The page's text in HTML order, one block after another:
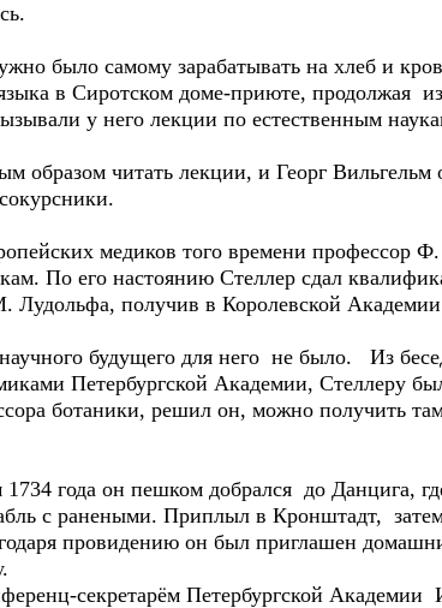
было самому зарабатывать на хлеб и
в Сиротском доме-приюте, продолжая
у него лекции по естественным
образом читать лекции, и Георг Вильгельм
медиков того времени профессор
По его настоянию Стеллер сдал
Лудольфа, получив в Королевской
будущего для него не было. Из
Петербургской Академии, Стеллеру
ботаники, решил он, можно получить
года он пешком добрался до Данцига,
с ранеными. Приплыл в Кронштадт,
провидению он был приглашен
секретарём Петербургской